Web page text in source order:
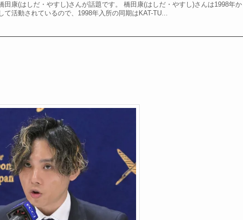
田康(はしだ・やすし)さんが話題です。 橋田康(はしだ・やすし)さんは1998年か
て活動されているので、1998年入所の同期はKAT-TU...